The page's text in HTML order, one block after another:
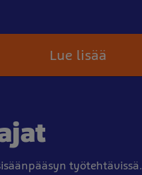
Lue lisää
työtehtävissä.